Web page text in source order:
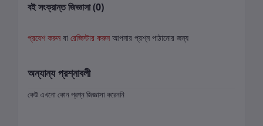
বই সংক্রান্ত জিজ্ঞাসা (0)
প্রবেশ করুন বা রেজিস্টার করুন আপনার প্রশ্ন পাঠানোর জন্য
অন্যান্য প্রশ্নাবলী
কেউ এখনো কোন প্রশ্ন জিজ্ঞাসা করেননি